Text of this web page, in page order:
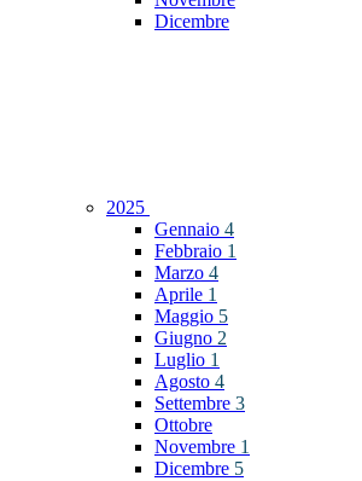
Dicembre
2025
Gennaio 4
Febbraio 1
Marzo 4
Aprile 1
Maggio 5
Giugno 2
Luglio 1
Agosto 4
Settembre 3
Ottobre
Novembre 1
Dicembre 5